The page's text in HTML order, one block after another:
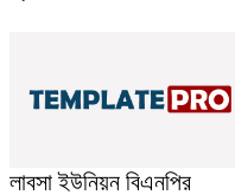
লাবসা ইউনিয়ন বিএনপির